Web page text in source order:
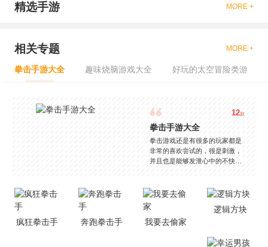
精选手游 MORE +
相关专题 MORE +
拳击手游大全 趣味烧脑游戏大全 好玩的太空冒险类游
12款
拳击手游大全
拳击游戏还是有很多的玩家都是
非常的喜欢尝试的，很是刺激，
并且也是能够发泄心中的不快
是一些格斗的游戏，其实是非常
的有趣，也是相当的刺激的，游
戏中是有一些不同的场景都是能
够去进行体验的，我们也是能够
就是收集了一些有意思的拳击游
疯狂拳击手 奔跑拳击手 我要去偷家
逻辑方块